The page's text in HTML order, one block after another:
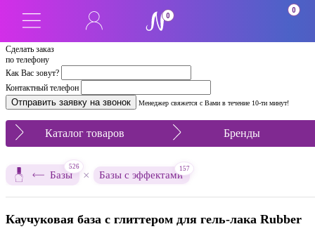
Сделать заказ
по телефону
Как Вас зовут?
Контактный телефон
Менеджер свяжется с Вами в течение 10-ти минут!
0
0
Каталог товаров Бренды
Базы
526
× Базы с эффектами
157
Каучуковая база с глиттером для гель-лака Rubber